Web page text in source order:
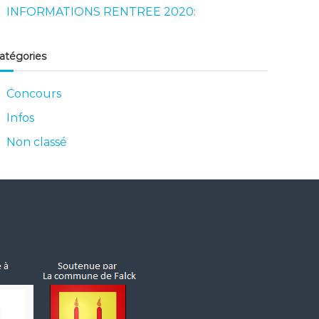
INFORMATIONS RENTREE 2020:
Concours
Infos
Non classé